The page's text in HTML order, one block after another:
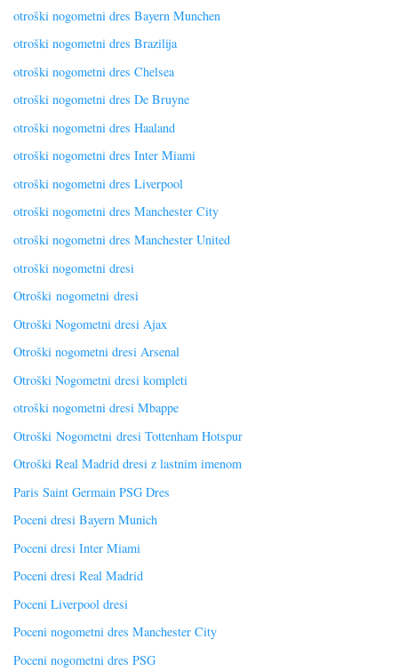
otroški nogometni dres Bayern Munchen
otroški nogometni dres Brazilija
otroški nogometni dres Chelsea
otroški nogometni dres De Bruyne
otroški nogometni dres Haaland
otroški nogometni dres Inter Miami
otroški nogometni dres Liverpool
otroški nogometni dres Manchester City
otroški nogometni dres Manchester United
otroški nogometni dresi
Otroški nogometni dresi
Otroški Nogometni dresi Ajax
Otroški nogometni dresi Arsenal
Otroški Nogometni dresi kompleti
otroški nogometni dresi Mbappe
Otroški Nogometni dresi Tottenham Hotspur
Otroški Real Madrid dresi z lastnim imenom
Paris Saint Germain PSG Dres
Poceni dresi Bayern Munich
Poceni dresi Inter Miami
Poceni dresi Real Madrid
Poceni Liverpool dresi
Poceni nogometni dres Manchester City
Poceni nogometni dres PSG